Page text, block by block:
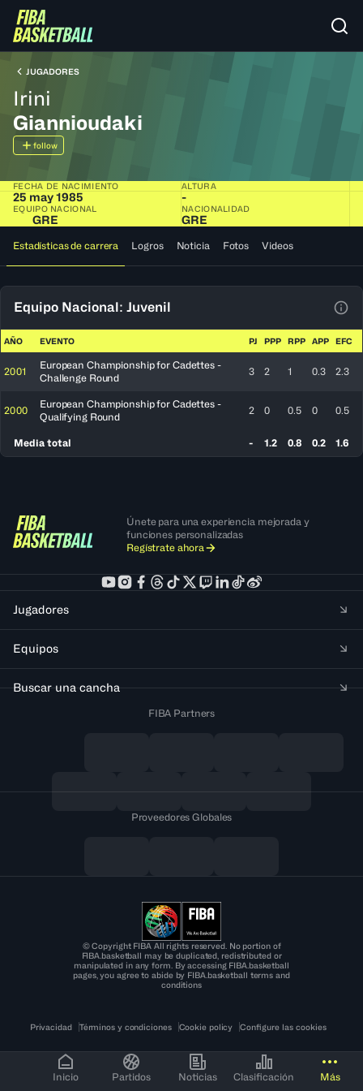
Inicio Partidos Noticias Clasificación Más
JUGADORES
Irini
Giannioudaki
follow
FECHA DE NACIMIENTO
25 may 1985
ALTURA
-
EQUIPO NACIONAL
GRE
NACIONALIDAD
GRE
Estadísticas de carrera Logros Noticia Fotos Videos
Equipo Nacional: Juvenil
AÑO EVENTO PJ PPP RPP APP EFC
2001
European Championship for Cadettes -
Challenge Round
3 2 1 0.3 2.3
2000
European Championship for Cadettes -
Qualifying Round
2 0 0.5 0 0.5
Media total - 1.2 0.8 0.2 1.6
Únete para una experiencia mejorada y
funciones personalizadas
Regístrate ahora
Jugadores
Equipos
Buscar una cancha
FIBA Partners
Proveedores Globales
© Copyright FIBA All rights reserved. No portion of
FIBA.basketball may be duplicated, redistributed or
manipulated in any form. By accessing FIBA.basketball
pages, you agree to abide by FIBA.basketball terms and
conditions
Privacidad Términos y condiciones Cookie policy Configure las cookies